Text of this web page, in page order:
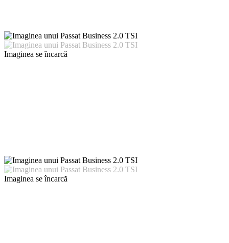
Imaginea se încarcă
Imaginea se încarcă